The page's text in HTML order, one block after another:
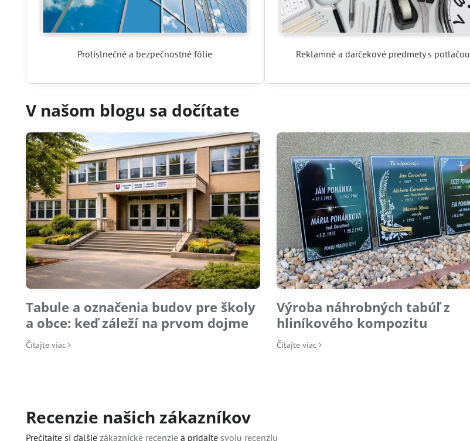
Protislnečné a bezpečnostné fólie Reklamné a darčekové predmety s potlačou
V našom blogu sa dočítate
Tabule a označenia budov pre školy
a obce: keď záleží na prvom dojme
Čítajte viac
Výroba náhrobných tabúľ z
hliníkového kompozitu
Čítajte viac
Recenzie našich zákazníkov
Prečítajte si ďalšie zákaznícke recenziea pridajte svoju recenziu